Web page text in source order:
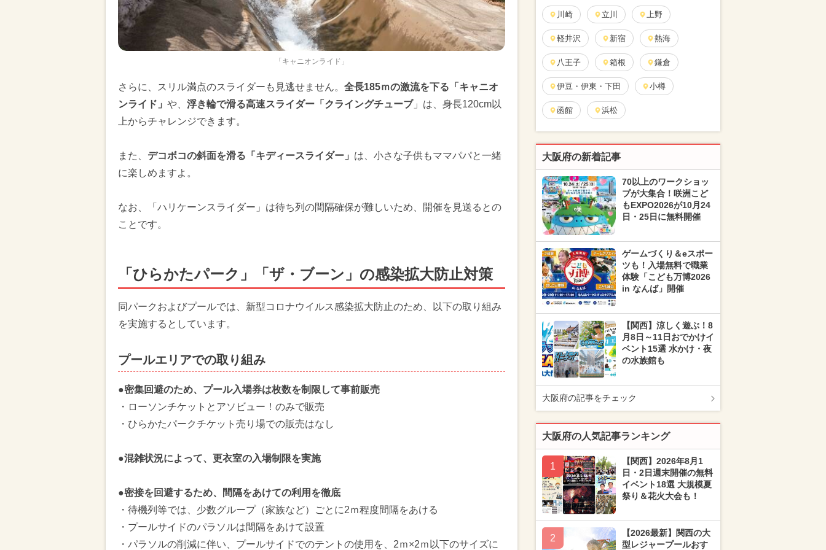
「キャニオンライド」
さらに、スリル満点のスライダーも見逃せません。 全長185ｍの激流を下る「キャニオ
ンライド」 や、 浮き輪で滑る高速スライダー「クライングチューブ」は、身長120cm以
上からチャレンジできます。
また、 デコボコの斜面を滑る「キディースライダー」 は、小さな子供もママパパと一緒
に楽しめますよ。
なお、「ハリケーンスライダー」は待ち列の間隔確保が難しいため、開催を見送るとの
ことです。
「ひらかたパーク」「ザ・ブーン」の感染拡大防止対策
同パークおよびプールでは、新型コロナウイルス感染拡大防止のため、以下の取り組み
を実施するとしています。
プールエリアでの取り組み
●密集回避のため、プール入場券は枚数を制限して事前販売
・ローソンチケットとアソビュー！のみで販売
・ひらかたパークチケット売り場での販売はなし
●混雑状況によって、更衣室の入場制限を実施
●密接を回避するため、間隔をあけての利用を徹底
・待機列等では、少数グループ（家族など）ごとに2ｍ程度間隔をあける
・プールサイドのパラソルは間隔をあけて設置
・パラソルの削減に伴い、プールサイドでのテントの使用を、2ｍ×2ｍ以下のサイズに
川崎 立川 上野
軽井沢 新宿 熱海
八王子 箱根 鎌倉
伊豆・伊東・下田 小樽
函館 浜松
大阪府の新着記事
70以上のワークショッ
プが大集合！咲洲こど
もEXPO2026が10月24
日・25日に無料開催
ゲームづくり＆eスポー
ツも！入場無料で職業
体験「こども万博2026
in なんば」開催
【関西】涼しく遊ぶ！8
月8日～11日おでかけイ
ベント15選 水かけ・夜
の水族館も
大阪府の記事をチェック
大阪府の人気記事ランキング
1
【関西】2026年8月1
日・2日週末開催の無料
イベント18選 大規模夏
祭り＆花火大会も！
2
【2026最新】関西の大
型レジャープールおす